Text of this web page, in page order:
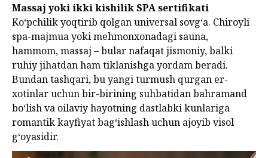
Massaj yoki ikki kishilik SPA sertifikati
Ko‘pchilik yoqtirib qolgan universal sovg‘a. Chiroyli
spa-majmua yoki mehmonxonadagi sauna,
hammom, massaj – bular nafaqat jismoniy, balki
ruhiy jihatdan ham tiklanishga yordam beradi.
Bundan tashqari, bu yangi turmush qurgan er-
xotinlar uchun bir-birining suhbatidan bahramand
bo‘lish va oilaviy hayotning dastlabki kunlariga
romantik kayfiyat bag‘ishlash uchun ajoyib visol
g‘oyasidir.